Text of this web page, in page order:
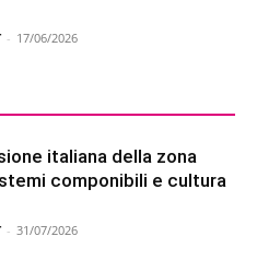
- 17/06/2026
italiana della zona
componibili e cultura
- 31/07/2026